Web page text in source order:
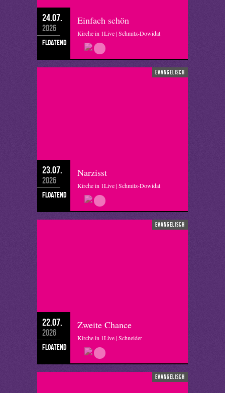
24.07.
2026
floatend
Einfach schön
Kirche in 1Live | Schmitz-Dowidat
evangelisch
23.07.
2026
floatend
Narzisst
Kirche in 1Live | Schmitz-Dowidat
evangelisch
22.07.
2026
floatend
Zweite Chance
Kirche in 1Live | Schneider
evangelisch